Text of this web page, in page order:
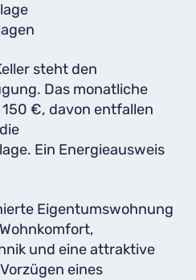
steht den
Das monatliche
€, davon entfallen
Ein Energieausweis
Eigentumswohnung
und eine attraktive
eines